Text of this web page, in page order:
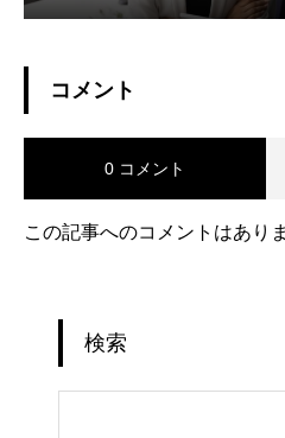
コメント
0 コメント
この記事へのコメントはあり
検索